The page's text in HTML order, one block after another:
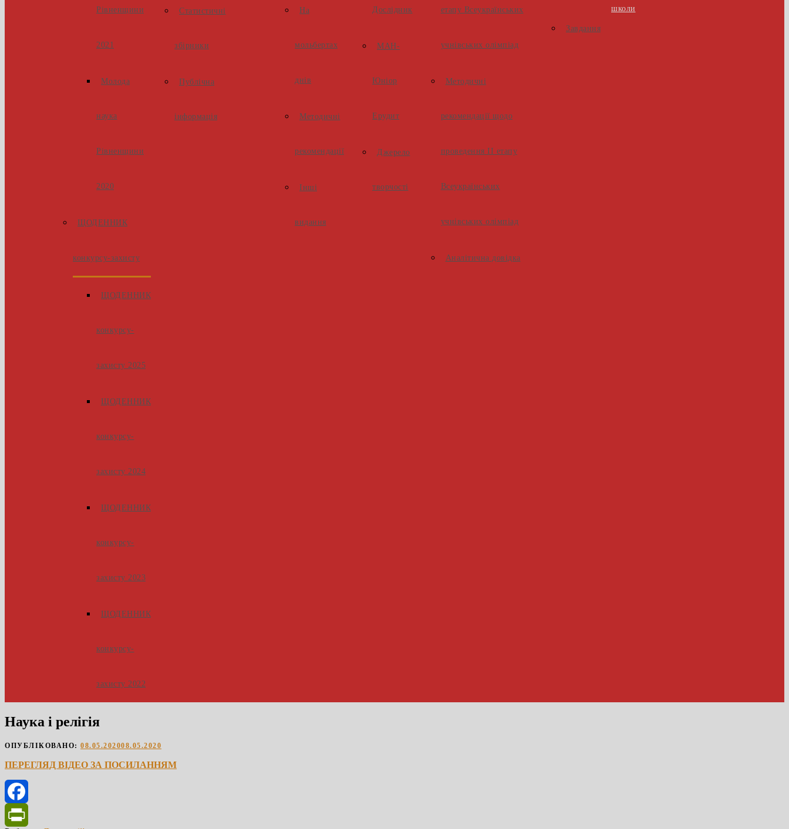
Рівненщини
2021
Молода
наука
Рівненщини
2020
ЩОДЕННИК
конкурсу-захисту
ЩОДЕННИК
конкурсу-
захисту 2025
ЩОДЕННИК
конкурсу-
захисту 2024
ЩОДЕННИК
конкурсу-
захисту 2023
ЩОДЕННИК
конкурсу-
захисту 2022
Статистичні
збірники
Публічна
інформація
На
мольбертах
днів
Методичні
рекомендації
Інші
видання
Дослідник
МАН-
Юніор
Ерудит
Джерело
творчості
етапу Всеукраїнських
учнівських олімпіад
Методичні
рекомендації щодо
проведення ІІ етапу
Всеукраїнських
учнівських олімпіад
Аналітична довідка
Завдання
школи
Наука і релігія
ОПУБЛІКОВАНО: 08.05.202008.05.2020
ПЕРЕГЛЯД ВІДЕО ЗА ПОСИЛАННЯМ
Facebook